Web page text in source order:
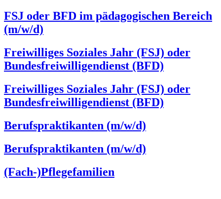
FSJ oder BFD im pädagogischen Bereich
(m/w/d)
Freiwilliges Soziales Jahr (FSJ) oder
Bundesfreiwilligendienst (BFD)
Freiwilliges Soziales Jahr (FSJ) oder
Bundesfreiwilligendienst (BFD)
Berufspraktikanten (m/w/d)
Berufspraktikanten (m/w/d)
(Fach-)Pflegefamilien